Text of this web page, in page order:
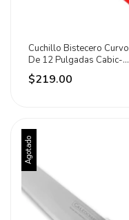
Cuchillo Bistecero Curvo
De 12 Pulgadas Cabic-
12r Caledonia Rojo
$219.00
Agotado